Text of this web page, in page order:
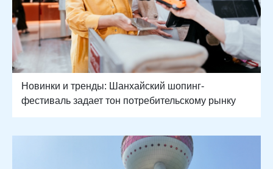
Новинки и тренды: Шанхайский шопинг-
фестиваль задает тон потребительскому рынку